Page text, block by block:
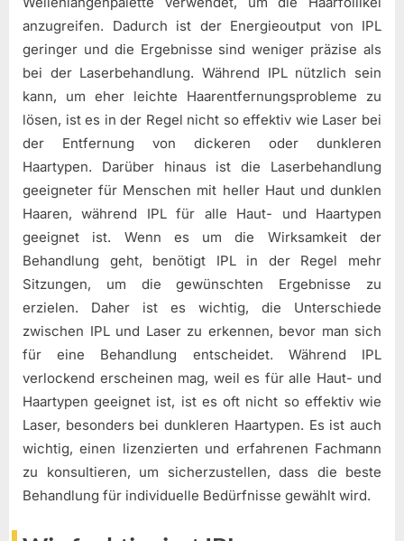
anzugreifen. Dadurch ist der Energieoutput von IPL
geringer und die Ergebnisse sind weniger präzise als
bei der Laserbehandlung. Während IPL nützlich sein
kann, um eher leichte Haarentfernungsprobleme zu
lösen, ist es in der Regel nicht so effektiv wie Laser bei
der Entfernung von dickeren oder dunkleren
Haartypen. Darüber hinaus ist die Laserbehandlung
geeigneter für Menschen mit heller Haut und dunklen
Haaren, während IPL für alle Haut- und Haartypen
geeignet ist. Wenn es um die Wirksamkeit der
Behandlung geht, benötigt IPL in der Regel mehr
Sitzungen, um die gewünschten Ergebnisse zu
erzielen. Daher ist es wichtig, die Unterschiede
zwischen IPL und Laser zu erkennen, bevor man sich
für eine Behandlung entscheidet. Während IPL
verlockend erscheinen mag, weil es für alle Haut- und
Haartypen geeignet ist, ist es oft nicht so effektiv wie
Laser, besonders bei dunkleren Haartypen. Es ist auch
wichtig, einen lizenzierten und erfahrenen Fachmann
zu konsultieren, um sicherzustellen, dass die beste
Behandlung für individuelle Bedürfnisse gewählt wird.